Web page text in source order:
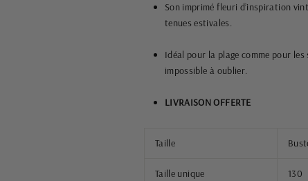
Son imprimé fleuri d’inspiration
tenues estivales.
Idéal pour la plage comme pour
impossible à oublier.
LIVRAISON OFFERTE
Taille
Taille unique 130